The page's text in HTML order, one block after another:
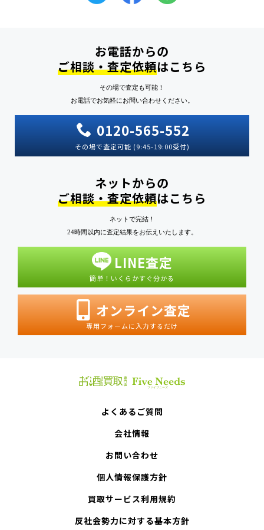
お電話からの
ご相談・査定依頼はこちら
その場で査定も可能！
お電話でお気軽にお問い合わせください。
0120-565-552
その場で査定可能 (9:45-19:00受付)
ネットからの
ご相談・査定依頼はこちら
ネットで完結！
24時間以内に査定結果をお伝えいたします。
LINE査定
簡単！いくらかすぐ分かる
オンライン査定
専用フォームに入力するだけ
よくあるご質問
会社情報
お問い合わせ
個人情報保護方針
買取サービス利用規約
反社会勢力に対する基本方針